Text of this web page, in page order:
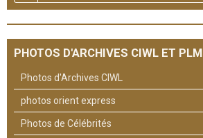
PHOTOS D'ARCHIVES CIWL ET PLM
Photos d'Archives CIWL
photos orient express
Photos de Célébrités